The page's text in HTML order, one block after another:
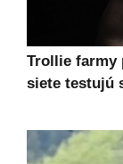
Trollie farmy
siete testujú